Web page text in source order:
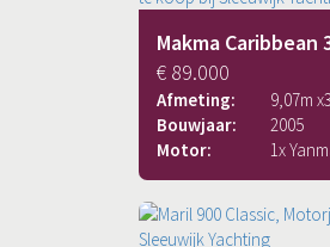
Makma Caribbean
€ 89.000
Afmeting: 9,07m x
Bouwjaar:
2005
Motor:
1x